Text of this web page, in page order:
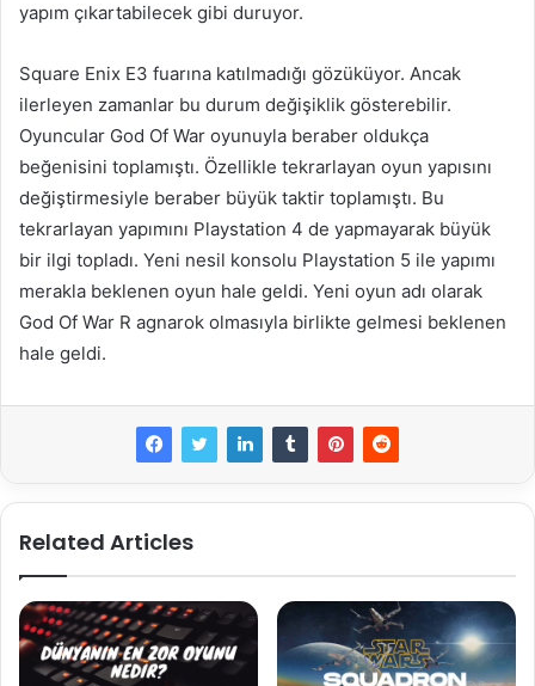
yapım çıkartabilecek gibi duruyor.
Square Enix E3 fuarına katılmadığı gözüküyor. Ancak
ilerleyen zamanlar bu durum değişiklik gösterebilir.
Oyuncular God Of War oyunuyla beraber oldukça
beğenisini toplamıştı. Özellikle tekrarlayan oyun yapısını
değiştirmesiyle beraber büyük taktir toplamıştı. Bu
tekrarlayan yapımını Playstation 4 de yapmayarak büyük
bir ilgi topladı. Yeni nesil konsolu Playstation 5 ile yapımı
merakla beklenen oyun hale geldi. Yeni oyun adı olarak
God Of War R agnarok olmasıyla birlikte gelmesi beklenen
hale geldi.
Related Articles